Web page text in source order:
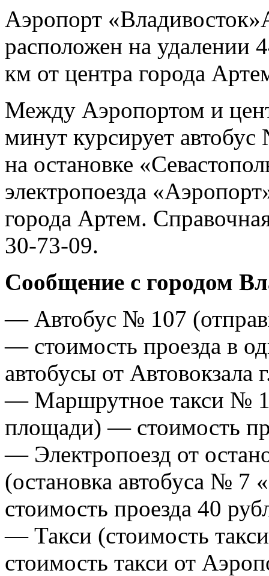
Аэропорт
расположен на удалении
км от центра города
Между Аэропортом и
минут курсирует
на остановке
электропоезда
города Артем.
30-73-09.
Сообщение с городом
— Автобус № 107
— стоимость проезда в
автобусы от Автовокзала
— Маршрутное такси №
площади) — стоимость
— Электропоезд от
(остановка автобуса № 7
стоимость проезда 40
— Такси (стоимость
стоимость такси от